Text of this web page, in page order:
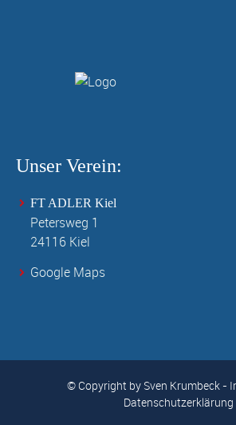
Unser Verein:
FT ADLER Kiel
Petersweg 1
24116 Kiel
Google Maps
© Copyright by Sven Krumbeck-
Datenschutzerklärung